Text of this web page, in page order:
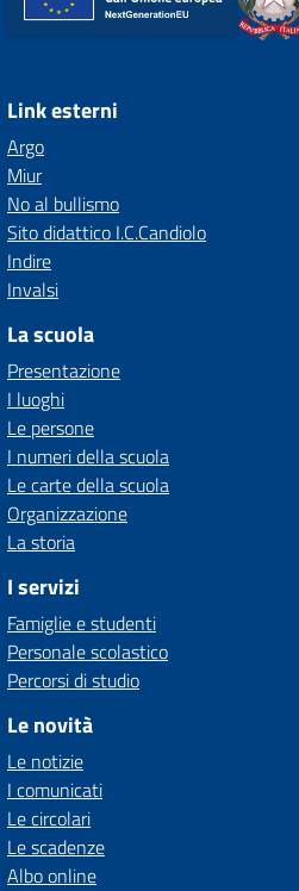
Link esterni
Argo
Miur
No al bullismo
Sito didattico I.C.Candiolo
Indire
Invalsi
La scuola
Presentazione
I luoghi
Le persone
I numeri della scuola
Le carte della scuola
Organizzazione
La storia
I servizi
Famiglie e studenti
Personale scolastico
Percorsi di studio
Le novità
Le notizie
I comunicati
Le circolari
Le scadenze
Albo online